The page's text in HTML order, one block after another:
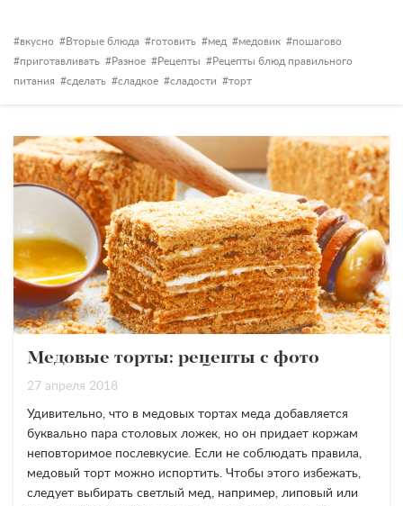
вкусно Вторые блюда готовить мед медовик
пошагово
приготавливать
Разное Рецепты
Рецепты блюд правильного
питания
сделать сладкое сладости торт
Медовые торты: рецепты с фото
27 апреля 2018
Удивительно, что в медовых тортах меда добавляется
буквально пара столовых ложек, но он придает коржам
неповторимое послевкусие. Если не соблюдать правила,
медовый торт можно испортить. Чтобы этого избежать,
следует выбирать светлый мед, например, липовый или